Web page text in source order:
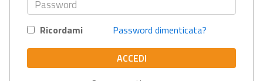
Ricordami Password dimenticata?